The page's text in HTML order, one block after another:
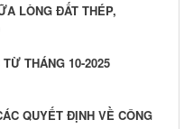
LÒNG ĐẤT THÉP,
THÁNG 10-2025
QUYẾT ĐỊNH VỀ CÔNG